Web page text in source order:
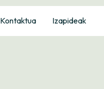
Kontaktua Izapideak